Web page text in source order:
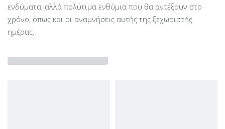
ενδύματα, αλλά πολύτιμα ενθύμια που θα αντέξουν στο
χρόνο, όπως και οι αναμνήσεις αυτής της ξεχωριστής
ημέρας.